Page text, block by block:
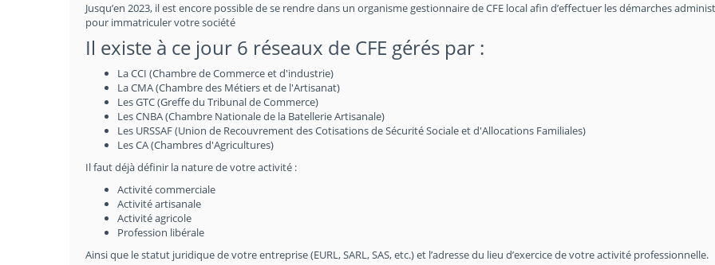
Jusqu’en 2023, il est encore possible de se rendre dans un organisme gestionnaire de CFE local afin d’effectuer les démarches
pour immatriculer votre société
Il existe à ce jour 6 réseaux de CFE gérés par :
La CCI (Chambre de Commerce et d'industrie)
La CMA (Chambre des Métiers et de l'Artisanat)
Les GTC (Greffe du Tribunal de Commerce)
Les CNBA (Chambre Nationale de la Batellerie Artisanale)
Les URSSAF (Union de Recouvrement des Cotisations de Sécurité Sociale et d'Allocations Familiales)
Les CA (Chambres d'Agricultures)
Il faut déjà définir la nature de votre activité :
Activité commerciale
Activité artisanale
Activité agricole
Profession libérale
Ainsi que le statut juridique de votre entreprise (EURL, SARL, SAS, etc.) et l’adresse du lieu d’exercice de votre activité professionnelle.